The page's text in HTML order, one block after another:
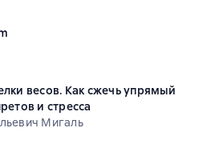
рейтинг 0 на основе 0 оценок
весов. Как сжечь упрямый
и стресса
Мигаль
рейтинг 0 на основе 0 оценок